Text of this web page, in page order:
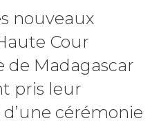
nouveaux
Cour
Madagascar
pris leur
cérémonie